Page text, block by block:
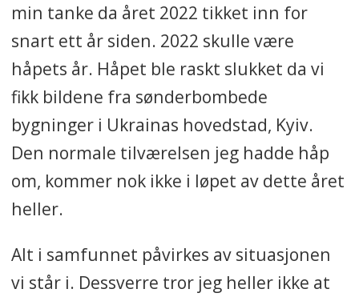
min tanke da året 2022 tikket inn for
snart ett år siden. 2022 skulle være
håpets år. Håpet ble raskt slukket da vi
fikk bildene fra sønderbombede
bygninger i Ukrainas hovedstad, Kyiv.
Den normale tilværelsen jeg hadde håp
om, kommer nok ikke i løpet av dette året
heller.
Alt i samfunnet påvirkes av situasjonen
vi står i. Dessverre tror jeg heller ikke at